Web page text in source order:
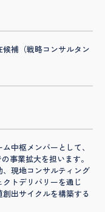
補（戦略コンサルタン
中枢メンバーとして、
事業拡大を担います。
現地コンサルティング
トデリバリーを通じ
出サイクルを構築する